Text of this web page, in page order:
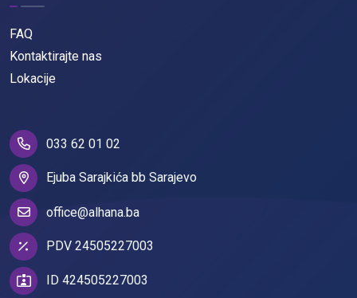
FAQ
Kontaktirajte nas
Lokacije
033 62 01 02
Ejuba Sarajkića bb Sarajevo
office@alhana.ba
PDV 24505227003
ID 424505227003